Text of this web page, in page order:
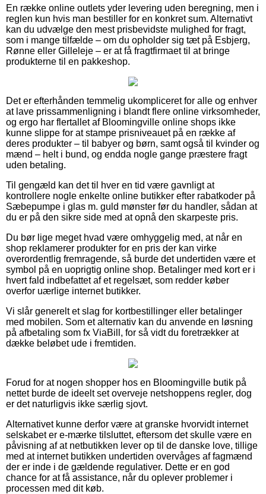
En række online outlets yder levering uden beregning, men i
reglen kun hvis man bestiller for en konkret sum. Alternativt
kan du udvælge den mest prisbevidste mulighed for fragt,
som i mange tilfælde – om du opholder sig tæt på Esbjerg,
Rønne eller Gilleleje – er at få fragtfirmaet til at bringe
produkterne til en pakkeshop.
Det er efterhånden temmelig ukompliceret for alle og enhver
at lave prissammenligning i blandt flere online virksomheder,
og ergo har flertallet af Bloomingville online shops ikke
kunne slippe for at stampe prisniveauet på en række af
deres produkter – til babyer og børn, samt også til kvinder og
mænd – helt i bund, og endda nogle gange præstere fragt
uden betaling.
Til gengæld kan det til hver en tid være gavnligt at
kontrollere nogle enkelte online butikker efter rabatkoder på
Sæbepumpe i glas m. guld mønster før du handler, sådan at
du er på den sikre side med at opnå den skarpeste pris.
Du bør lige meget hvad være omhyggelig med, at når en
shop reklamerer produkter for en pris der kan virke
overordentlig fremragende, så burde det undertiden være et
symbol på en uoprigtig online shop. Betalinger med kort er i
hvert fald indbefattet af et regelsæt, som redder køber
overfor uærlige internet butikker.
Vi slår generelt et slag for kortbestillinger eller betalinger
med mobilen. Som et alternativ kan du anvende en løsning
på afbetaling som fx ViaBill, for så vidt du foretrækker at
dække beløbet ude i fremtiden.
Forud for at nogen shopper hos en Bloomingville butik på
nettet burde de ideelt set overveje netshoppens regler, dog
er det naturligvis ikke særlig sjovt.
Alternativet kunne derfor være at granske hvorvidt internet
selskabet er e-mærke tilsluttet, eftersom det skulle være en
påvisning af at netbutikken lever op til de danske love, tillige
med at internet butikken undertiden overvåges af fagmænd
der er inde i de gældende regulativer. Dette er en god
chance for at få assistance, når du oplever problemer i
processen med dit køb.